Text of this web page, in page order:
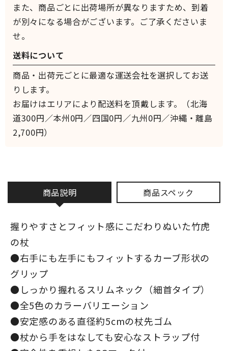
商品説明 商品スペック
握りやすさとフィット感にこだわりぬいた竹虎
の杖
●右手にも左手にもフィットするカーブ形状の
グリップ
●しっかり握れるスリムネック（細首タイプ）
●全5色のカラーバリエーション
●安定感のある直径約5cmの杖先ゴム
●杖から手をはなしても安心なストラップ付
また、商品ごとに出荷場所が異なりますため、到着
が別々になる場合がございます。ご了承くださいま
せ。
送料について
商品・出荷元ごとに最適な運送会社を選択してお送
りします。
お届けはエリアにより配送料を頂戴します。（北海
道300円／本州0円／四国0円／九州0円／沖縄・離島
2,700円）